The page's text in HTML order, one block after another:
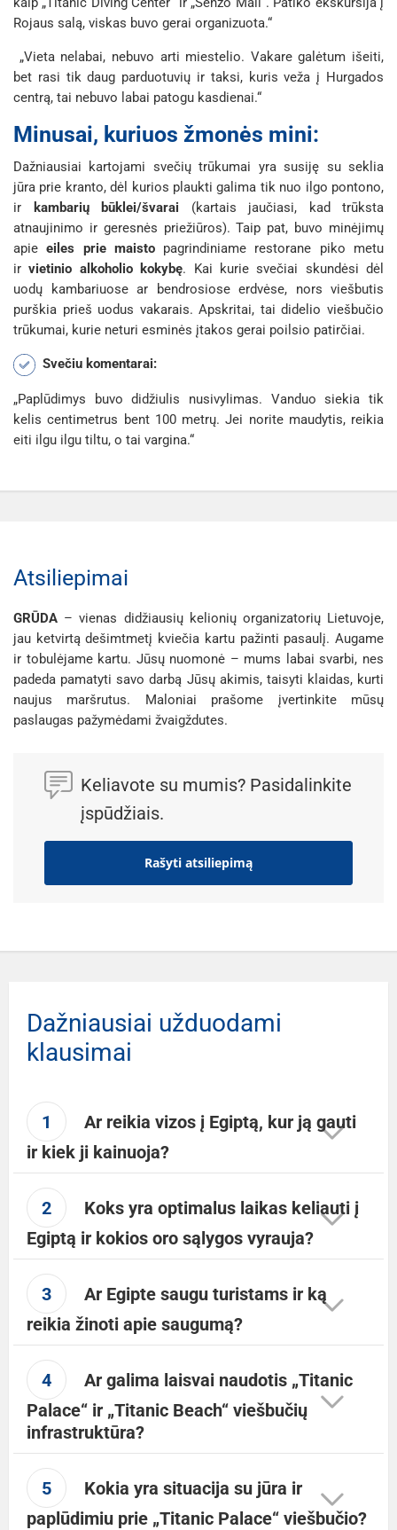
Rojaus salą, viskas buvo gerai organizuota.“
„Vieta nelabai, nebuvo arti miestelio. Vakare galėtum išeiti,
bet rasi tik daug parduotuvių ir taksi, kuris veža į Hurgados
centrą, tai nebuvo labai patogu kasdienai.“
Minusai, kuriuos žmonės mini:
Dažniausiai kartojami svečių trūkumai yra susiję su seklia
jūra prie kranto, dėl kurios plaukti galima tik nuo ilgo pontono,
ir
kambarių būklei/švarai (kartais jaučiasi, kad trūksta
atnaujinimo ir geresnės priežiūros). Taip pat, buvo minėjimų
apieeiles prie maistopagrindiniame restorane piko metu
irvietinio alkoholio kokybę. Kai kurie svečiai skundėsi dėl
uodų kambariuose ar bendrosiose erdvėse, nors viešbutis
purškia prieš uodus vakarais. Apskritai, tai didelio viešbučio
trūkumai, kurie neturi esminės įtakos gerai poilsio patirčiai.
Svečiu komentarai:
„Paplūdimys buvo didžiulis nusivylimas. Vanduo siekia tik
kelis centimetrus bent 100 metrų. Jei norite maudytis, reikia
eiti ilgu ilgu tiltu, o tai vargina.“
Atsiliepimai
GRŪDA – vienas didžiausių kelionių organizatorių Lietuvoje,
jau ketvirtą dešimtmetį kviečia kartu pažinti pasaulį. Augame
ir tobulėjame kartu. Jūsų nuomonė – mums labai svarbi, nes
padeda pamatyti savo darbą Jūsų akimis, taisyti klaidas, kurti
naujus maršrutus. Maloniai prašome įvertinkite mūsų
paslaugas pažymėdami žvaigždutes.
Keliavote su mumis? Pasidalinkite
įspūdžiais.
Rašyti atsiliepimą
Dažniausiai užduodami
klausimai
1
Ar reikia vizos į Egiptą, kur ją gauti
ir kiek ji kainuoja?
2
Koks yra optimalus laikas keliauti į
Egiptą ir kokios oro sąlygos vyrauja?
3
Ar Egipte saugu turistams ir ką
reikia žinoti apie saugumą?
4
Ar galima laisvai naudotis „Titanic
Palace“ ir „Titanic Beach“ viešbučių
infrastruktūra?
5
Kokia yra situacija su jūra ir
paplūdimiu prie „Titanic Palace“ viešbučio?